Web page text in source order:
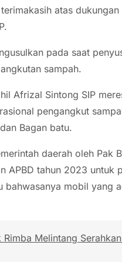
atas
pada saat
sampah.
Afrizal Sintong SIP
pengangkut
Bagan batu.
daerah oleh Pak
APBD tahun 2023 untuk
bahwasanya mobil yang
Rimba Melintang